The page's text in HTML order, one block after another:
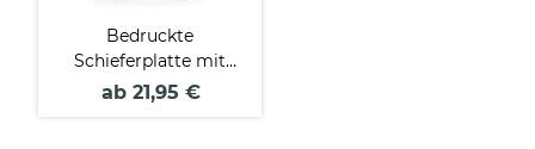
Bedruckte
Schieferplatte mit
Foto auf Staffelei für
ab 21,95 €